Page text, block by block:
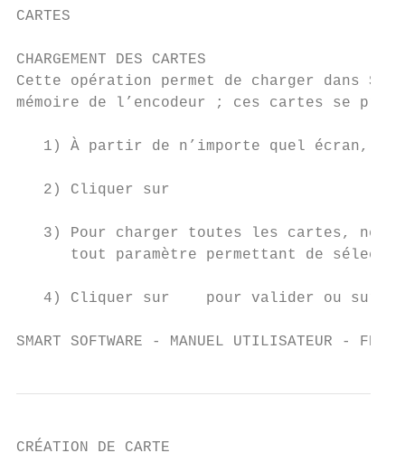
CARTES
CHARGEMENT DES CARTES
Cette opération permet de charger dans
mémoire de l’encodeur ; ces cartes se
1) À partir de n’importe quel écran,
   2) Cliquer sur
3) Pour charger toutes les cartes, ne
tout paramètre permettant de
4) Cliquer sur    pour valider ou sur
SMART SOFTWARE - MANUEL
CRÉATION DE CARTE